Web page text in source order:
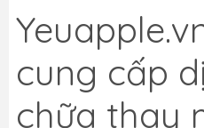
cung cấp
chữa thay